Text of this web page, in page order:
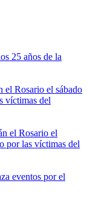
25 años de la
el Rosario el sábado
víctimas del
el Rosario el
por las víctimas del
eventos por el